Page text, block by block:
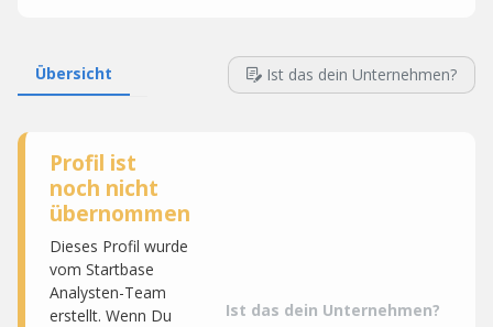
Übersicht Ist das dein Unternehmen?
Profil ist
noch nicht
übernommen
Dieses Profil wurde
vom Startbase
Analysten-Team
erstellt. Wenn Du
Ist das dein Unternehmen?